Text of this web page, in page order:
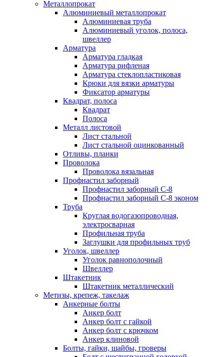
Металлопрокат
Алюминиевый металлопрокат
Алюминиевая труба
Алюминиевый уголок, полоса,
швеллер
Арматура
Арматура гладкая
Арматура рифленая
Арматура стеклопластиковая
Крюки для вязки арматуры
Фиксатор арматуры
Квадрат, полоса
Квадрат
Полоса
Металл листовой
Лист стальной
Лист стальной оцинкованный
Отливы, планки
Проволока
Проволока вязальная
Профнастил заборный
Профнастил заборный С-8
Профнастил заборный С-8 эконом
Труба
Круглая водогазопроводная,
электросварная
Профильная труба
Заглушки для профильных труб
Уголок, швеллер
Уголок равнополочный
Швеллер
Штакетник
Штакетник металлический
Метизы, крепеж, такелаж
Анкерные болты
Анкер болт
Анкер болт с гайкой
Анкер болт с крючком
Анкер клиновой
Болты, гайки, шайбы, гроверы